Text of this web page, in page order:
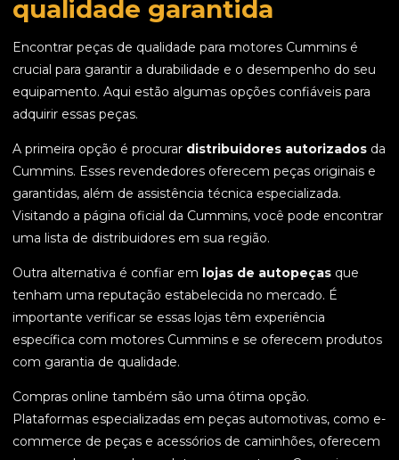
qualidade garantida
Encontrar peças de qualidade para motores Cummins é
crucial para garantir a durabilidade e o desempenho do seu
equipamento. Aqui estão algumas opções confiáveis para
adquirir essas peças.
A primeira opção é procurar distribuidores autorizados da
Cummins. Esses revendedores oferecem peças originais e
garantidas, além de assistência técnica especializada.
Visitando a página oficial da Cummins, você pode encontrar
uma lista de distribuidores em sua região.
Outra alternativa é confiar em lojas de autopeças que
tenham uma reputação estabelecida no mercado. É
importante verificar se essas lojas têm experiência
específica com motores Cummins e se oferecem produtos
com garantia de qualidade.
Compras online também são uma ótima opção.
Plataformas especializadas em peças automotivas, como e-
commerce de peças e acessórios de caminhões, oferecem